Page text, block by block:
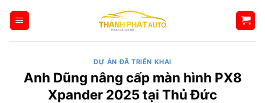
qua
DỰ ÁN ĐÃ TRIỂN KHAI
Anh Dũng nâng cấp màn hình PX8
Xpander 2025 tại Thủ Đức